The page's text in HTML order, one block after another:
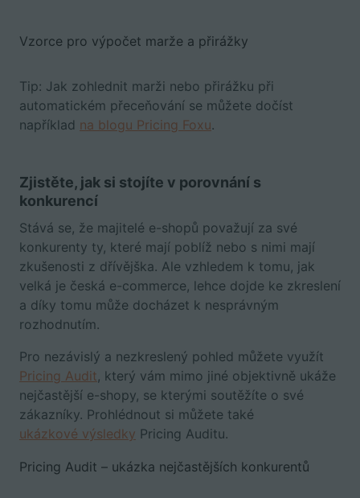
Vzorce pro výpočet marže a přirážky
Tip: Jak zohlednit marži nebo přirážku při
automatickém přeceňování se můžete dočíst
například na blogu Pricing Foxu.
Zjistěte, jak si stojíte v porovnání s
konkurencí
Stává se, že majitelé e-shopů považují za své
konkurenty ty, které mají poblíž nebo s nimi mají
zkušenosti z dřívějška. Ale vzhledem k tomu, jak
velká je česká e-commerce, lehce dojde ke zkreslení
a díky tomu může docházet k nesprávným
rozhodnutím.
Pro nezávislý a nezkreslený pohled můžete využít
Pricing Audit, který vám mimo jiné objektivně ukáže
nejčastější e-shopy, se kterými soutěžíte o své
zákazníky. Prohlédnout si můžete také
ukázkové výsledky Pricing Auditu.
Pricing Audit – ukázka nejčastějších konkurentů